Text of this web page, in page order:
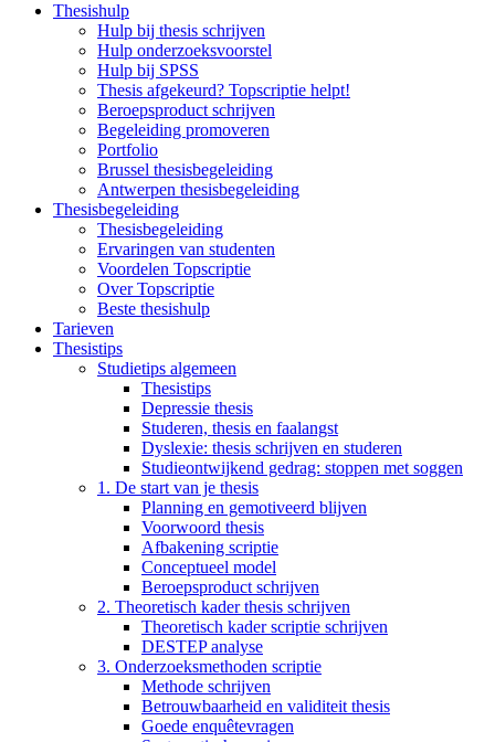
Thesishulp
Hulp bij thesis schrijven
Hulp onderzoeksvoorstel
Hulp bij SPSS
Thesis afgekeurd? Topscriptie helpt!
Beroepsproduct schrijven
Begeleiding promoveren
Portfolio
Brussel thesisbegeleiding
Antwerpen thesisbegeleiding
Thesisbegeleiding
Thesisbegeleiding
Ervaringen van studenten
Voordelen Topscriptie
Over Topscriptie
Beste thesishulp
Tarieven
Thesistips
Studietips algemeen
Thesistips
Depressie thesis
Studeren, thesis en faalangst
Dyslexie: thesis schrijven en studeren
Studieontwijkend gedrag: stoppen met soggen
1. De start van je thesis
Planning en gemotiveerd blijven
Voorwoord thesis
Afbakening scriptie
Conceptueel model
Beroepsproduct schrijven
2. Theoretisch kader thesis schrijven
Theoretisch kader scriptie schrijven
DESTEP analyse
3. Onderzoeksmethoden scriptie
Methode schrijven
Betrouwbaarheid en validiteit thesis
Goede enquêtevragen